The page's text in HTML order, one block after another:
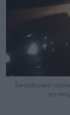
Świadkowie